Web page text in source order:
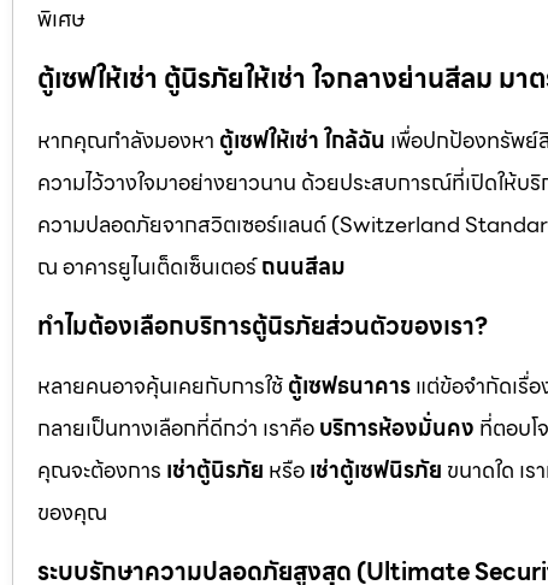
พิเศษ
ตู้เซฟให้เช่า ตู้นิรภัยให้เช่า ใจกลางย่านสีลม
หากคุณกำลังมองหา ตู้เซฟให้เช่า ใกล้ฉัน เพื่อปกป้องทรัพย์
ความไว้วางใจมาอย่างยาวนาน ด้วยประสบการณ์ที่เปิดให้
ความปลอดภัยจากสวิตเซอร์แลนด์ (Switzerland
ณ อาคารยูไนเต็ดเซ็นเตอร์ถนนสีลม
ทำไมต้องเลือกบริการตู้นิรภัยส่วนตัวของเรา?
หลายคนอาจคุ้นเคยกับการใช้ตู้เซฟธนาคารแต่ข้อจำกัดเรื่
กลายเป็นทางเลือกที่ดีกว่า เราคือบริการห้องมั่นคง ที่ตอบโ
คุณจะต้องการ เช่าตู้นิรภัย หรือเช่าตู้เซฟนิรภัย ขนาดใด เร
ของคุณ
ระบบรักษาความปลอดภัยสูงสุด (Ultimate